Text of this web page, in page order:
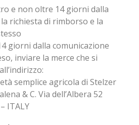
e non oltre 14 giorni dalla
richiesta di rimborso e la
giorni dalla comunicazione
inviare la merce che si
semplice agricola di Stelzer
& C. Via dell’Albera 52
ITALY